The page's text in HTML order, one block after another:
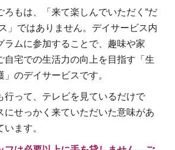
ろもは、「来て楽しんでいただく“だ
」ではありません。デイサービス内
ラムに参加することで、趣味や家
自宅での生活力の向上を目指す「生
のデイサービスです。
行って、テレビを見ているだけで
にせっかく来ていただいた意味があ
ます。